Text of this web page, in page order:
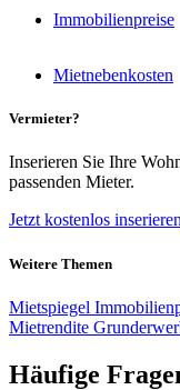
Immobilienpreise
Mietnebenkosten
Vermieter?
Inserieren Sie Ihre
passenden Mieter.
Jetzt kostenlos inserieren
Weitere Themen
Mietspiegel
Mietrendite
Häufige